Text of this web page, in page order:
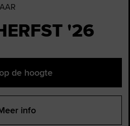
'26
de hoogte
info